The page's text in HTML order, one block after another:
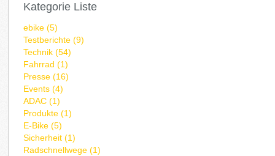
Kategorie Liste
ebike (5)
Testberichte (9)
Technik (54)
Fahrrad (1)
Presse (16)
Events (4)
ADAC (1)
Produkte (1)
E-Bike (5)
Sicherheit (1)
Radschnellwege (1)